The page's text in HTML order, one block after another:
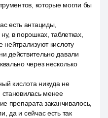
которые могли бы
есть антациды,
в порошках, таблетках,
нейтрализуют кислоту
действительно давали
через несколько
кислота никуда не
менее
препарата заканчивалось,
да и сейчас есть так